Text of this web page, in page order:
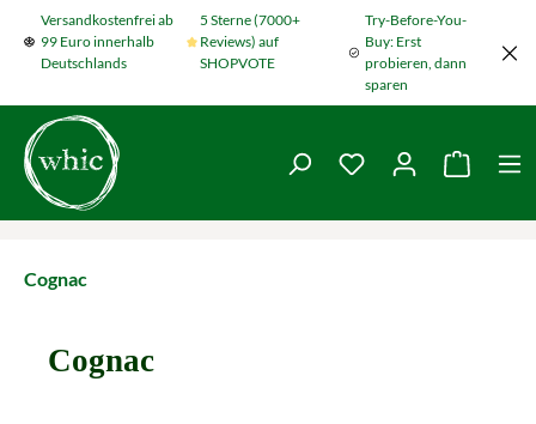
Zum Hauptinhalt springen
Versandkostenfrei ab
99 Euro innerhalb
Deutschlands
5 Sterne (7000+
Reviews) auf
SHOPVOTE
Try-Before-You-
Buy: Erst
probieren, dann
sparen
Du hast 0
Cognac
Cognac